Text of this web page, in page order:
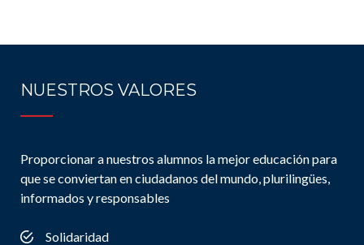
NUESTROS VALORES
Proporcionar a nuestros alumnos la mejor educación para
que se conviertan en ciudadanos del mundo, plurilingües,
informados y responsables
Solidaridad